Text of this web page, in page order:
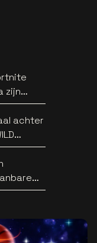
zijn
achter